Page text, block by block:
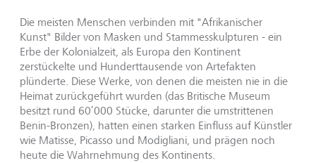
Die meisten Menschen verbinden mit "Afrikanischer
Kunst" Bilder von Masken und Stammesskulpturen - ein
Erbe der Kolonialzeit, als Europa den Kontinent
zerstückelte und Hunderttausende von Artefakten
plünderte. Diese Werke, von denen die meisten nie in die
Heimat zurückgeführt wurden (das Britische Museum
besitzt rund 60’000 Stücke, darunter die umstrittenen
Benin-Bronzen), hatten einen starken Einfluss auf Künstler
wie Matisse, Picasso und Modigliani, und prägen noch
heute die Wahrnehmung des Kontinents.